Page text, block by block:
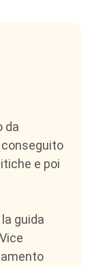
da
conseguito
e poi
guida